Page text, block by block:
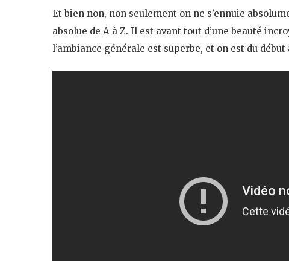
Et bien non, non seulement on ne s’ennuie
absolue de A à Z. Il est avant tout d’une beauté
l’ambiance générale est superbe, et on est du